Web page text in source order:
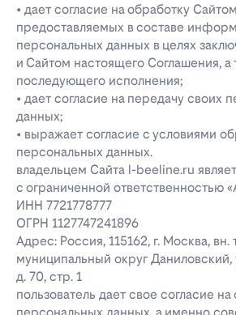
• дает согласие на обработку Сайтом
предоставляемых в составе
персональных данных в целях
и Сайтом настоящего Соглашения, а
последующего исполнения;
• дает согласие на передачу своих
данных;
• выражает согласие с условиями
персональных данных.
владельцем Сайта l-beeline.ru
с ограниченной ответственностью
ИНН 7721778777
ОГРН 1127747241896
Адрес: Россия, 115162, г. Москва, вн.
муниципальный округ
д. 70, стр. 1
пользователь дает свое согласие